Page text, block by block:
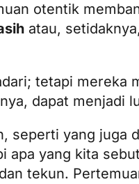
otentik
atau,
tetapi mereka
dapat menjadi
seperti yang juga
apa yang kita sebut
tekun.